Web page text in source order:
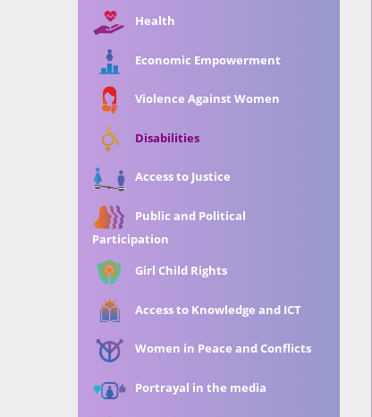
Health
Economic Empowerment
Violence Against Women
Disabilities
Access to Justice
Public and Political
Participation
Girl Child Rights
Access to Knowledge and ICT
Women in Peace and Conflicts
Portrayal in the media